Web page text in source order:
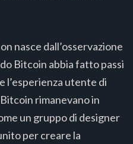
nasce dall’osservazione
Bitcoin abbia fatto passi
l’esperienza utente di
rimanevano in
un gruppo di designer
per creare la